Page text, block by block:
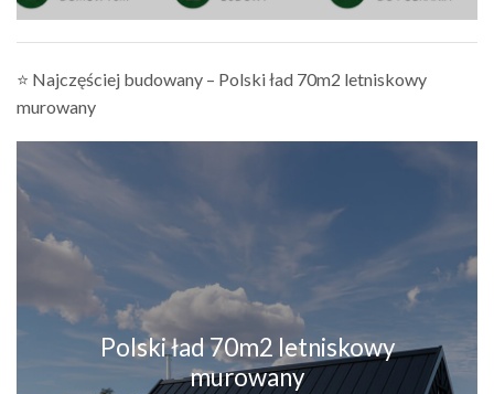
⭐ Najczęściej budowany – Polski ład 70m2 letniskowy
murowany
Polski ład 70m2 letniskowy
murowany